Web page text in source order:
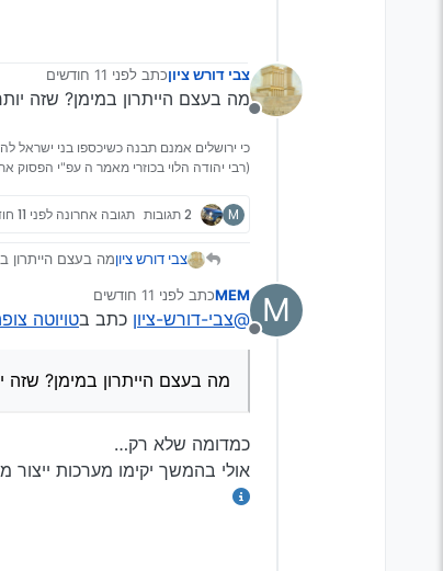
מנותק
צבי דורש ציוןכתב לפני 11 חודשים
נערך לאחרונה על ידי
מה בעצם הייתרון במימן? שזה
כי ירושלים אמנם תבנה כשיכספו בני ישראל
(רבי יהודה הלוי בכוזרי מאמר ה עפ"י הפסוק
M 2 תגובות תגובה אחרונה לפני 11 חודשים
צבי דורש ציוןמה בעצם הייתרון
M
מנותק
MEMכתב לפני 11 חודשים
נערך לאחרונה על ידי
@צבי-דורש-ציון כתב בטויוטה
מה בעצם הייתרון במימן? שזה
כמדומה שלא רק…
אולי בהמשך יקימו מערכות